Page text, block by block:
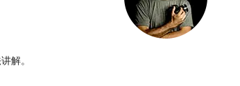
解。